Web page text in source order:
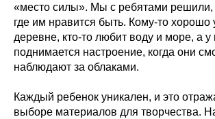
«место силы». Мы с ребятами решили,
где им нравится быть. Кому-то хорошо
деревне, кто-то любит воду и море, а у
поднимается настроение, когда они
наблюдают за облаками.
Каждый ребенок уникален, и это
выборе материалов для творчества.